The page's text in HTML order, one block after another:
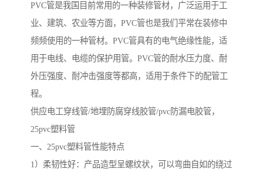
PVC管是我国目前常用的一种装修管材，广泛运用于工
业、建筑、农业等方面，PVC管也是我们平常在装修中
频频使用的一种管材。PVC管具有的电气绝缘性能，适
用于电线、电缆的保护用管。PVC管的耐水压力度、耐
外压强度、耐冲击强度等都高，适用于条件下的配管工
程。
供应电工穿线管/地埋防腐穿线胶管/pvc防漏电胶管，
25pvc塑料管
一、25pvc塑料管性能特点
1）柔韧性好：产品造型呈螺纹状，可以弯曲自如的绕过